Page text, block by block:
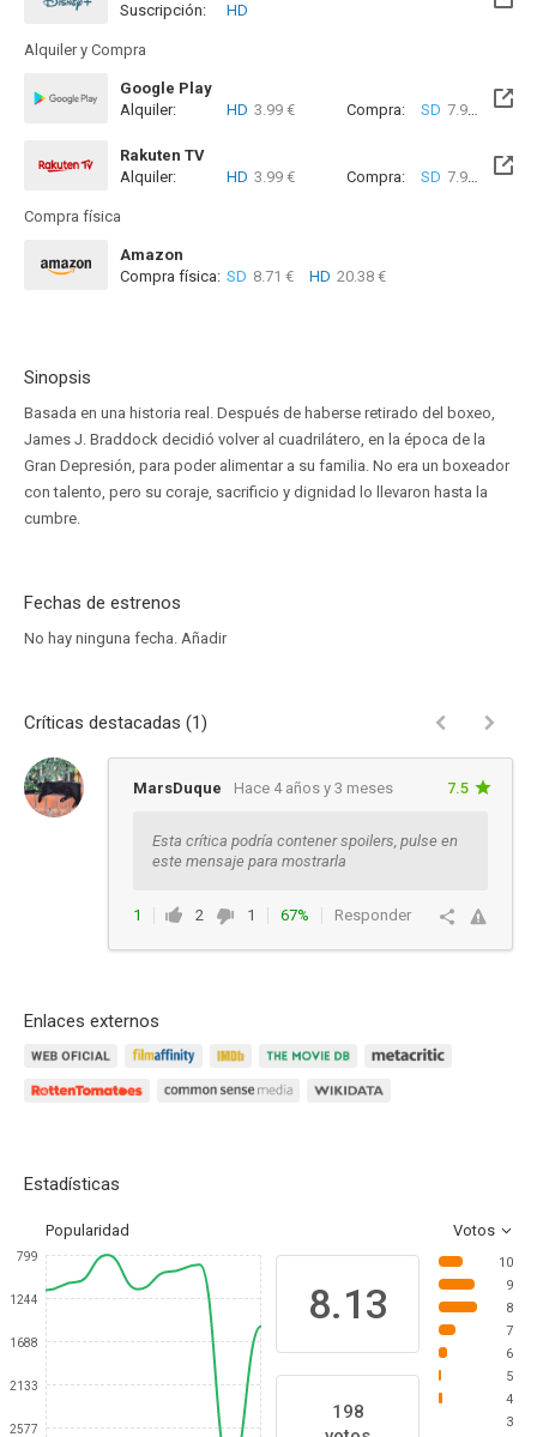
Suscripción:
HD
Alquiler y Compra
Google Play
Alquiler:
HD 3.99 € Compra: SD 7.99 € HD
Rakuten TV
Alquiler:
HD 3.99 € Compra: SD 7.99 € HD
Compra física
Amazon
Compra física: SD 8.71 € HD 20.38 €
Sinopsis
Basada en una historia real. Después de haberse retirado del boxeo,
James J. Braddock decidió volver al cuadrilátero, en la época de la
Gran Depresión, para poder alimentar a su familia. No era un boxeador
con talento, pero su coraje, sacrificio y dignidad lo llevaron hasta la
cumbre.
Fechas de estrenos
No hay ninguna fecha. Añadir
Críticas destacadas (1)
MarsDuque Hace 4 años y 3 meses 7.5
Esta crítica podría contener spoilers, pulse en
este mensaje para mostrarla
1 2 1 67% Responder
Enlaces externos
Estadísticas
Popularidad Votos
799
1244
1688
2133
2577
8.13
198
10
9
8
7
6
5
4
3